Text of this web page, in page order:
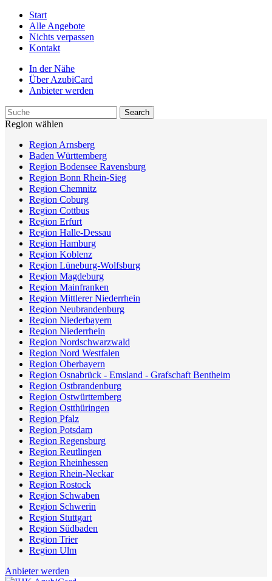
Start
Alle Angebote
Nichts verpassen
Kontakt
In der Nähe
Über AzubiCard
Anbieter werden
Region wählen
Region Arnsberg
Baden Württemberg
Region Bodensee Ravensburg
Region Bonn Rhein-Sieg
Region Chemnitz
Region Coburg
Region Cottbus
Region Erfurt
Region Halle-Dessau
Region Hamburg
Region Koblenz
Region Lüneburg-Wolfsburg
Region Magdeburg
Region Mainfranken
Region Mittlerer Niederrhein
Region Neubrandenburg
Region Niederbayern
Region Niederrhein
Region Nordschwarzwald
Region Nord Westfalen
Region Oberbayern
Region Osnabrück - Emsland - Grafschaft Bentheim
Region Ostbrandenburg
Region Ostwürttemberg
Region Ostthüringen
Region Pfalz
Region Potsdam
Region Regensburg
Region Reutlingen
Region Rheinhessen
Region Rhein-Neckar
Region Rostock
Region Schwaben
Region Schwerin
Region Stuttgart
Region Südbaden
Region Trier
Region Ulm
Anbieter werden